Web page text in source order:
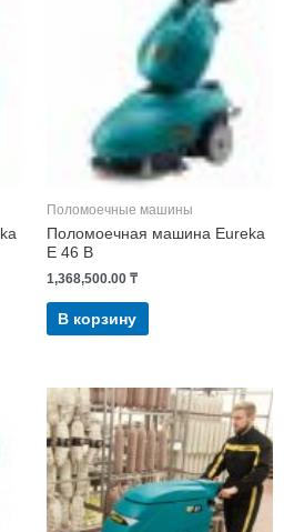
Поломоечные машины
Поломоечная машина Eureka
E 46 B
1,368,500.00 ₸
В корзину